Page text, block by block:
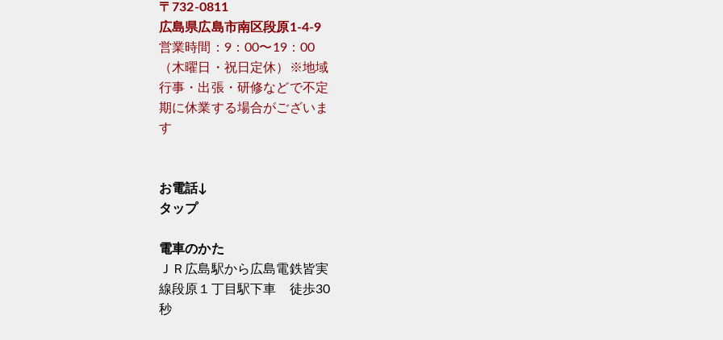
〒732-0811
広島県広島市南区段原1-4-9
営業時間：9：00〜19：00
（木曜日・祝日定休）※地域
行事・出張・研修などで不定
期に休業する場合がございま
す
お電話↓
タップ
電車のかた
ＪＲ広島駅から広島電鉄皆実
線段原１丁目駅下車 徒歩30
秒